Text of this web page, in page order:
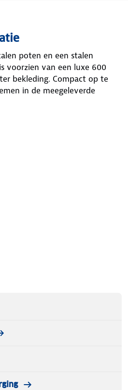
poten en een stalen
voorzien van een luxe 600
bekleding. Compact op te
in de meegeleverde